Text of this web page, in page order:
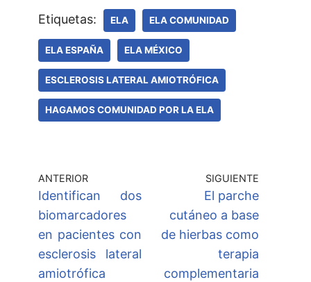
Etiquetas: ELA ELA COMUNIDAD
ELA ESPAÑA ELA MÉXICO
ESCLEROSIS LATERAL AMIOTRÓFICA
HAGAMOS COMUNIDAD POR LA ELA
ANTERIOR
Identifican dos
biomarcadores
en pacientes con
esclerosis lateral
amiotrófica
SIGUIENTE
El parche
cutáneo a base
de hierbas como
terapia
complementaria